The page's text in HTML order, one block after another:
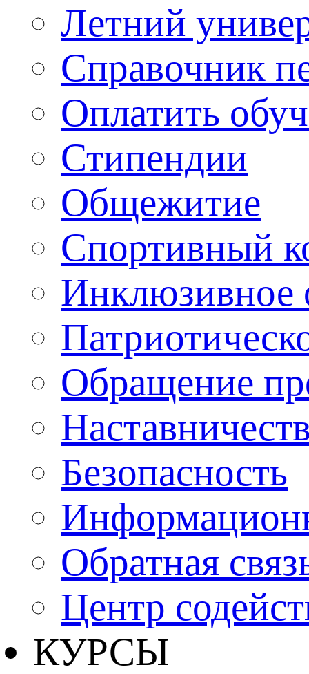
Летний
Справочник
Оплатить
Стипендии
Общежитие
Спортивный
Инклюзивное
Обращение
Безопасность
Обратная
Центр
КУРСЫ